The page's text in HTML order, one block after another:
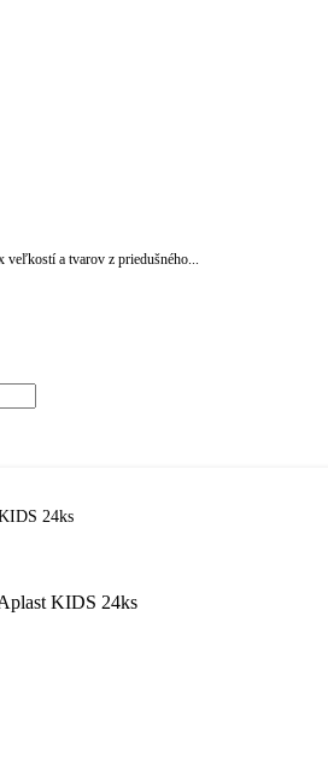
a tvarov z priedušného...
FIRST AID by FIXAplast KIDS 24ks